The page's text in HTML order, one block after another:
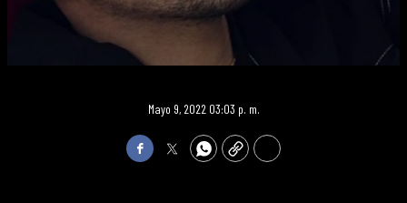
Mayo 9, 2022 03:03 p. m.
FacebookTwitterWhatsApp
Copy Print